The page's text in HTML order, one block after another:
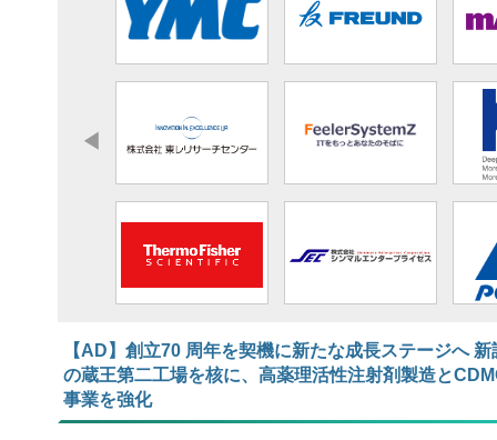
【AD】​​​​​​​創立70 周年を契機に新たな成長ステージへ 新
の蔵王第二工場を核に、高薬理活性注射剤製造と
事業を強化